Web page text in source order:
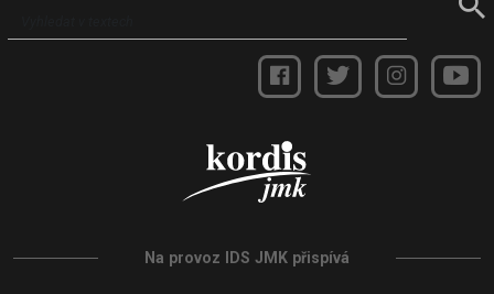
Na provoz IDS JMK přispívá